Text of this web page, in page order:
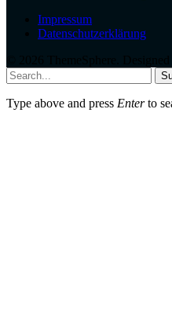
Impressum
Datenschutzerklärung
Type above and press Enterto